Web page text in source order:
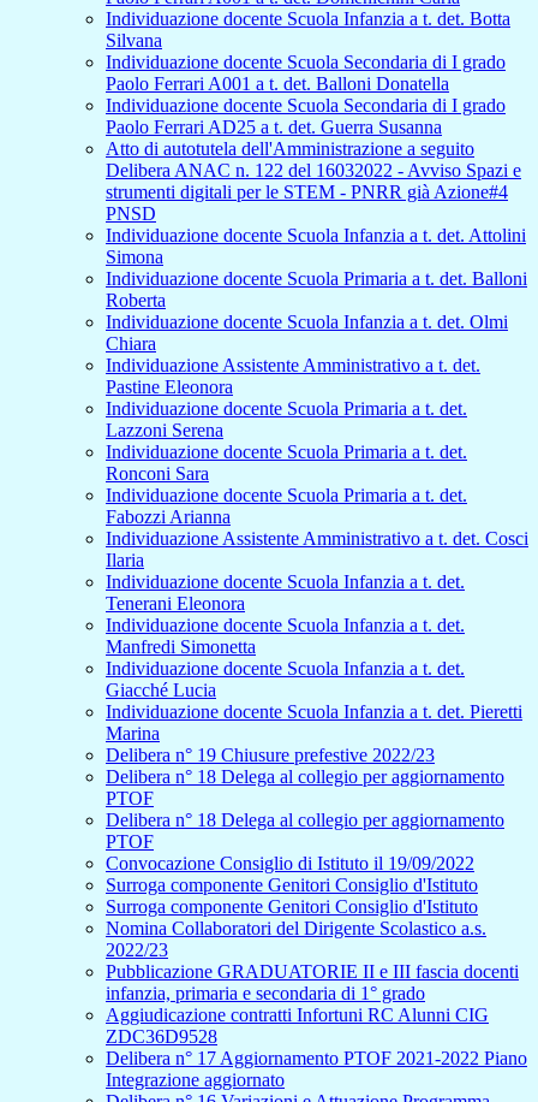
Individuazione docente Scuola Infanzia a t. det. Botta
Silvana
Individuazione docente Scuola Secondaria di I grado
Paolo Ferrari A001 a t. det. Balloni Donatella
Individuazione docente Scuola Secondaria di I grado
Paolo Ferrari AD25 a t. det. Guerra Susanna
Atto di autotutela dell'Amministrazione a seguito
Delibera ANAC n. 122 del 16032022 - Avviso Spazi e
strumenti digitali per le STEM - PNRR già Azione#4
PNSD
Individuazione docente Scuola Infanzia a t. det. Attolini
Simona
Individuazione docente Scuola Primaria a t. det. Balloni
Roberta
Individuazione docente Scuola Infanzia a t. det. Olmi
Chiara
Individuazione Assistente Amministrativo a t. det.
Pastine Eleonora
Individuazione docente Scuola Primaria a t. det.
Lazzoni Serena
Individuazione docente Scuola Primaria a t. det.
Ronconi Sara
Individuazione docente Scuola Primaria a t. det.
Fabozzi Arianna
Individuazione Assistente Amministrativo a t. det. Cosci
Ilaria
Individuazione docente Scuola Infanzia a t. det.
Tenerani Eleonora
Individuazione docente Scuola Infanzia a t. det.
Manfredi Simonetta
Individuazione docente Scuola Infanzia a t. det.
Giacché Lucia
Individuazione docente Scuola Infanzia a t. det. Pieretti
Marina
Delibera n° 19 Chiusure prefestive 2022/23
Delibera n° 18 Delega al collegio per aggiornamento
PTOF
Delibera n° 18 Delega al collegio per aggiornamento
PTOF
Convocazione Consiglio di Istituto il 19/09/2022
Surroga componente Genitori Consiglio d'Istituto
Surroga componente Genitori Consiglio d'Istituto
Nomina Collaboratori del Dirigente Scolastico a.s.
2022/23
Pubblicazione GRADUATORIE II e III fascia docenti
infanzia, primaria e secondaria di 1° grado
Aggiudicazione contratti Infortuni RC Alunni CIG
ZDC36D9528
Delibera n° 17 Aggiornamento PTOF 2021-2022 Piano
Integrazione aggiornato